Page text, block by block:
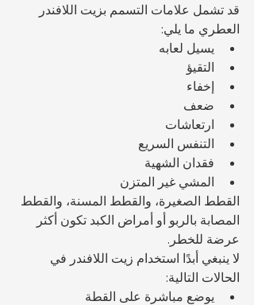
قد تشمل علامات التسمم بزيت اللافندر
العطري ما يلي:
يسيل لعابه
التقيؤ
إخفاء
ضعف
ارتعاشات
التنفس السريع
فقدان الشهية
المشي غير المتزن
القطط الصغيرة، والقطط المسنة، والقطط
المصابة بالربو أو أمراض الكبد تكون أكثر
عرضة للخطر.
لا ينبغي أبدًا استخدام زيت اللافندر في
الحالات التالية:
يوضع مباشرة على القطة